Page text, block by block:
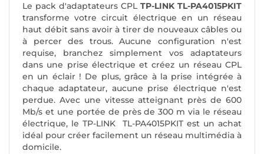
Le pack d'adaptateurs CPL TP-LINK TL-PA4015PKIT
transforme votre circuit électrique en un réseau
haut débit sans avoir à tirer de nouveaux câbles ou
à percer des trous. Aucune configuration n'est
requise, branchez simplement vos adaptateurs
dans une prise électrique et créez un réseau CPL
en un éclair ! De plus, grâce à la prise intégrée à
chaque adaptateur, aucune prise électrique n'est
perdue. Avec une vitesse atteignant près de 600
Mb/s et une portée de près de 300 m via le réseau
électrique, le TP-LINK TL-PA4015PKIT est un achat
idéal pour créer facilement un réseau multimédia à
domicile.